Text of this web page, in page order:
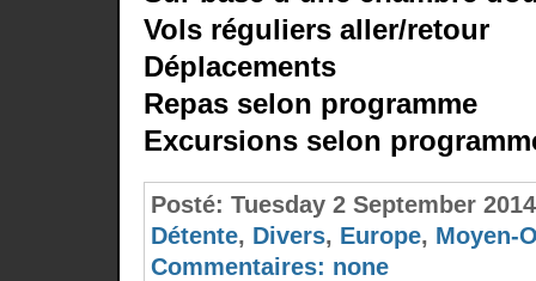
Vols réguliers aller/retour
Déplacements
Repas selon programme
Excursions selon
Posté: Tuesday 2 September
Détente, Divers, Europe, Moyen-
Commentaires: none